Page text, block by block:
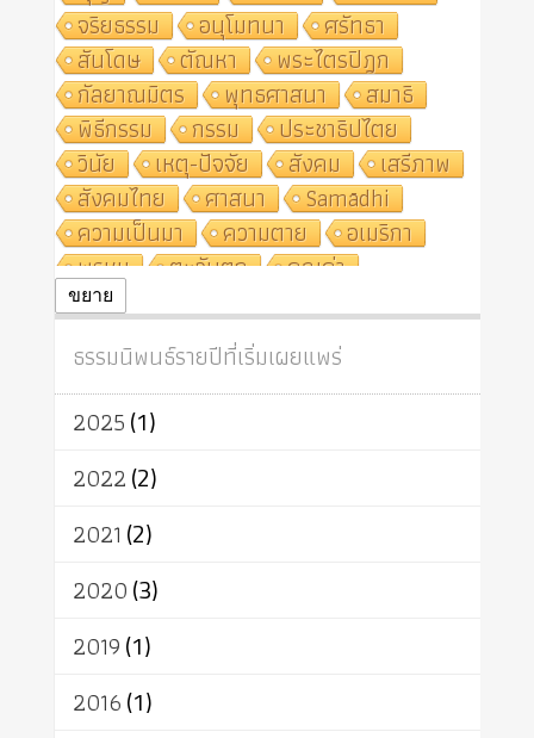
จริยธรรม
อนุโมทนา
ศรัทธา
สันโดษ
ตัณหา
พระไตรปิฎก
กัลยาณมิตร
พุทธศาสนา
สมาธิ
พิธีกรรม
กรรม
ประชาธิปไตย
วินัย
เหตุ-ปัจจัย สังคม
เสรีภาพ
สังคมไทย
ศาสนา
Samādhi
ความเป็นมา
ความตาย
อเมริกา
พรหม
ตะวันตก
คุณค่า
ปฏิจจสมุปบาท
ศาสนาประจำชาติ
อินเดีย
ผู้บริโภค
ธรรมาธิปไตย
จักร
การแยกรัฐกับศาสนา
ธรรมชาติ
เทคโนโลยี
สิทธิ
พุทธบริษัท
อัตถะ
เทวดา
ขยาย
ธรรมนิพนธ์รายปีที่เริ่มเผยแพร่
2025(1)
2022(2)
2021 (2)
2020(3)
2019(1)
2016(1)